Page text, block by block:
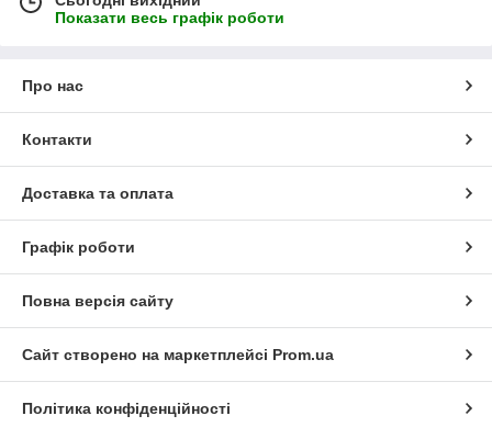
Показати весь графік роботи
Про нас
Контакти
Доставка та оплата
Графік роботи
Повна версія сайту
Сайт створено на маркетплейсі Prom.ua
Політика конфіденційності